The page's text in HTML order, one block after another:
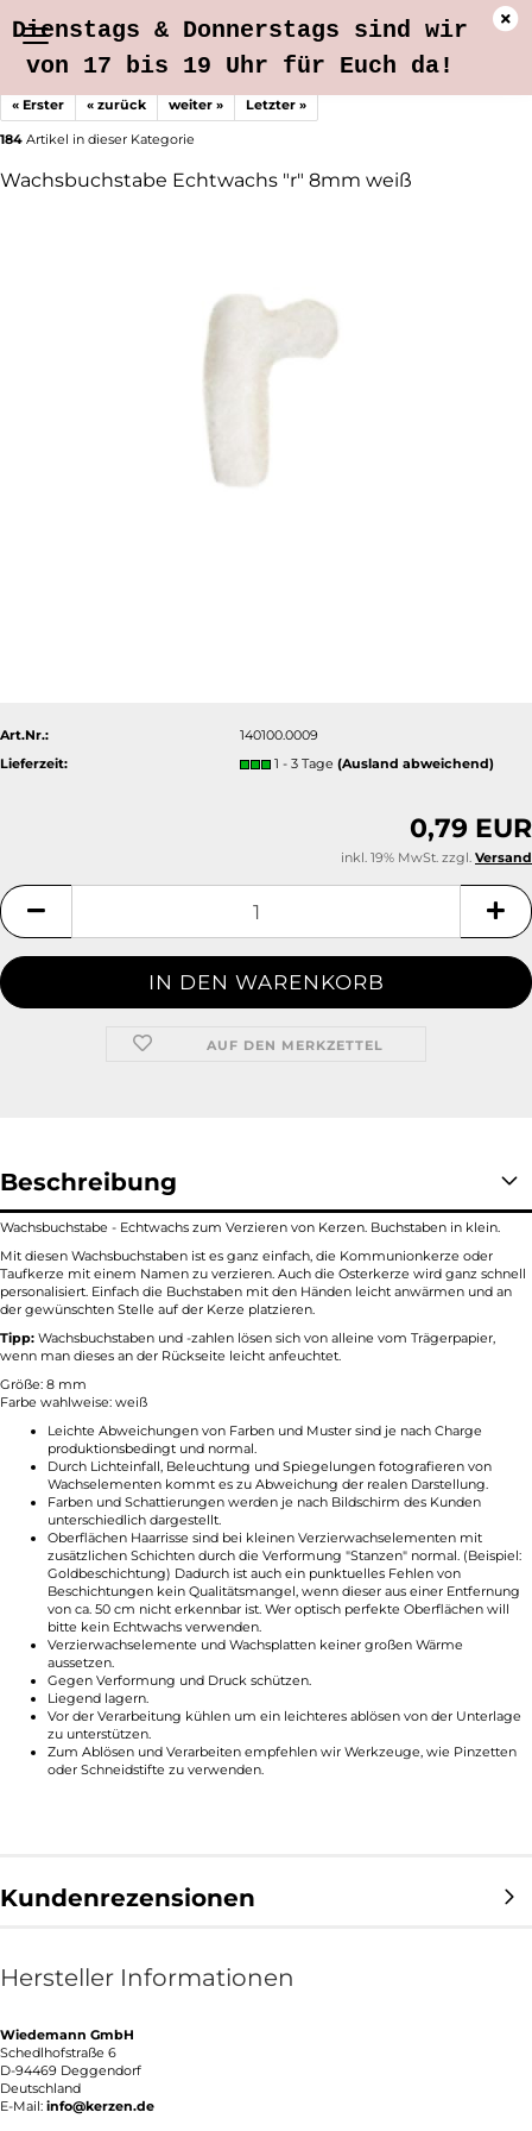
Dienstags & Donnerstags sind wir
von 17 bis 19 Uhr für Euch da!
« Erster « zurück weiter » Letzter »
184 Artikel in dieser Kategorie
Wachsbuchstabe Echtwachs "r" 8mm weiß
Art.Nr.:
140100.0009
Lieferzeit:
1 - 3 Tage (Ausland abweichend)
0,79 EUR
inkl. 19% MwSt. zzgl. Versand
AUF DEN MERKZETTEL
Beschreibung
Wachsbuchstabe - Echtwachs zum Verzieren von Kerzen. Buchstaben in klein.
Mit diesen Wachsbuchstaben ist es ganz einfach, die Kommunionkerze oder
Taufkerze mit einem Namen zu verzieren. Auch die Osterkerze wird ganz schnell
personalisiert. Einfach die Buchstaben mit den Händen leicht anwärmen und an
der gewünschten Stelle auf der Kerze platzieren.
Tipp: Wachsbuchstaben und -zahlen lösen sich von alleine vom Trägerpapier,
wenn man dieses an der Rückseite leicht anfeuchtet.
Größe: 8 mm
Farbe wahlweise: weiß
Leichte Abweichungen von Farben und Muster sind je nach Charge
produktionsbedingt und normal.
Durch Lichteinfall, Beleuchtung und Spiegelungen fotografieren von
Wachselementen kommt es zu Abweichung der realen Darstellung.
Farben und Schattierungen werden je nach Bildschirm des Kunden
unterschiedlich dargestellt.
Oberflächen Haarrisse sind bei kleinen Verzierwachselementen mit
zusätzlichen Schichten durch die Verformung "Stanzen" normal. (Beispiel:
Goldbeschichtung) Dadurch ist auch ein punktuelles Fehlen von
Beschichtungen kein Qualitätsmangel, wenn dieser aus einer Entfernung
von ca. 50 cm nicht erkennbar ist. Wer optisch perfekte Oberflächen will
bitte kein Echtwachs verwenden.
Verzierwachselemente und Wachsplatten keiner großen Wärme
aussetzen.
Gegen Verformung und Druck schützen.
Liegend lagern.
Vor der Verarbeitung kühlen um ein leichteres ablösen von der Unterlage
zu unterstützen.
Zum Ablösen und Verarbeiten empfehlen wir Werkzeuge, wie Pinzetten
oder Schneidstifte zu verwenden.
Kundenrezensionen
Hersteller Informationen
Wiedemann GmbH
Schedlhofstraße 6
D-94469 Deggendorf
Deutschland
E-Mail: info@kerzen.de